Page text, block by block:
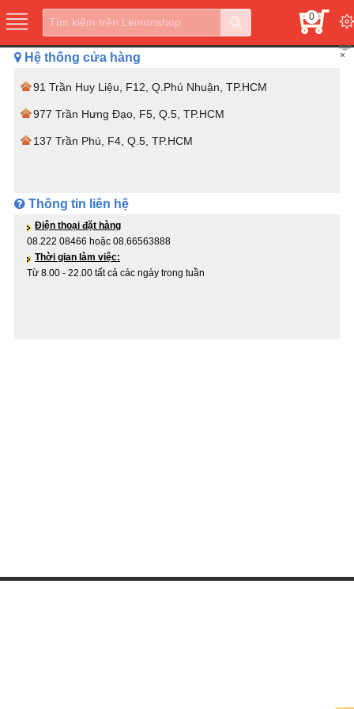
0
Hệ thống cửa hàng
91 Trần Huy Liệu, F12, Q.Phú Nhuận, TP.HCM
977 Trần Hưng Đạo, F5, Q.5, TP.HCM
137 Trần Phú, F4, Q.5, TP.HCM
Thông tin liên hệ
Điện thoại đặt hàng
08.222 08466 hoặc 08.66563888
Thời gian làm việc:
Từ 8.00 - 22.00 tất cả các ngày trong tuần
×